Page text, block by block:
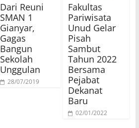
Dari Reuni
SMAN 1
Gianyar,
Gagas
Bangun
Sekolah
Unggulan
28/07/2019
Fakultas
Pariwisata
Unud Gelar
Pisah
Sambut
Tahun 2022
Bersama
Pejabat
Dekanat
Baru
02/01/2022